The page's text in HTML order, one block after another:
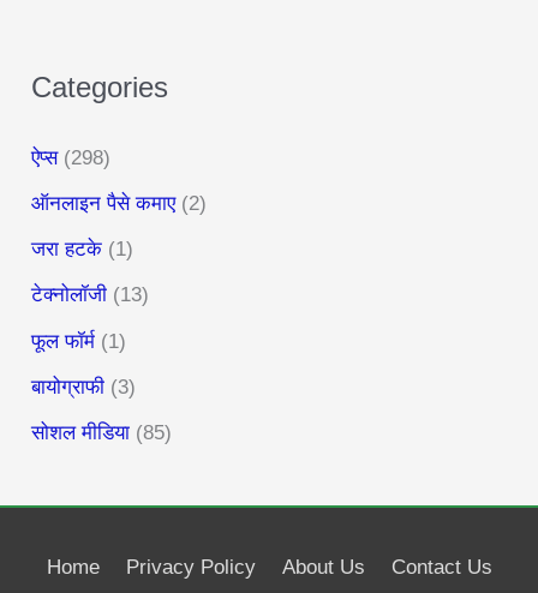
Categories
ऐप्स(298)
ऑनलाइन पैसे कमाए(2)
जरा हटके (1)
टेक्नोलॉजी (13)
फूल फॉर्म (1)
बायोग्राफी (3)
सोशल मीडिया (85)
Home Privacy Policy About Us
Contact Us